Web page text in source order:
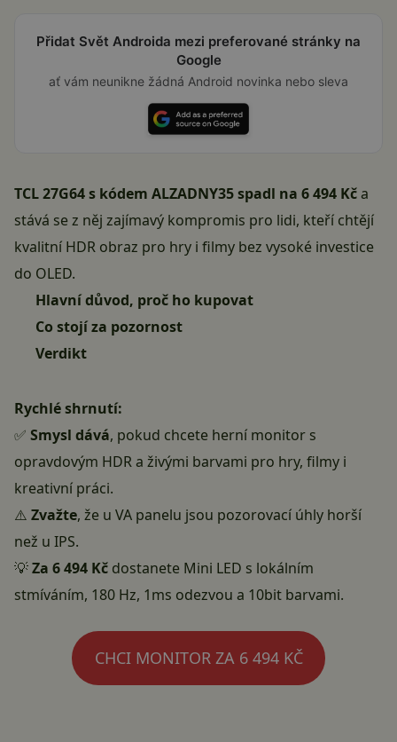
Přidat Svět Androida mezi preferované stránky na
Google
ať vám neunikne žádná Android novinka nebo sleva
TCL 27G64 s kódem ALZADNY35 spadl na 6 494 Kča
stává se z něj zajímavý kompromis pro lidi, kteří chtějí
kvalitní HDR obraz pro hry i filmy bez vysoké investice
do OLED.
Hlavní důvod, proč ho kupovat
Co stojí za pozornost
Verdikt
Rychlé shrnutí:
✅ Smysl dává, pokud chcete herní monitor s
opravdovým HDR a živými barvami pro hry, filmy i
kreativní práci.
⚠️ Zvažte, že u VA panelu jsou pozorovací úhly horší
než u IPS.
💡Za 6 494 Kč dostanete Mini LED s lokálním
stmíváním, 180 Hz, 1ms odezvou a 10bit barvami.
CHCI MONITOR ZA 6 494 KČ